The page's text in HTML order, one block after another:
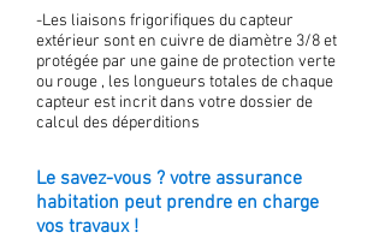
-Les liaisons frigorifiques du capteur
extérieur sont en cuivre de diamètre 3/8 et
protégée par une gaine de protection verte
ou rouge , les longueurs totales de chaque
capteur est incrit dans votre dossier de
calcul des déperditions
Le savez-vous ? votre assurance
habitation peut prendre en charge
vos travaux !